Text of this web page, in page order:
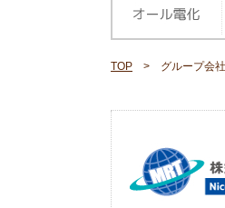
TOP > グループ会社